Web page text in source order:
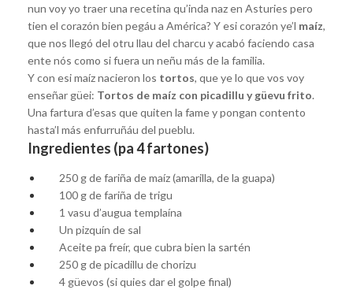
nun voy yo traer una recetina qu’inda naz en Asturies pero
tien el corazón bien pegáu a América? Y esi corazón ye’l maíz,
que nos llegó del otru llau del charcu y acabó faciendo casa
ente nós como si fuera un neñu más de la familia.
Y con esi maíz nacieron los tortos, que ye lo que vos voy
enseñar güei: Tortos de maíz con picadillu y güevu frito.
Una fartura d’esas que quiten la fame y pongan contento
hasta’l más enfurruñáu del pueblu.
Ingredientes (pa 4 fartones)
250 g de fariña de maíz (amarilla, de la guapa)
100 g de fariña de trigu
1 vasu d’augua templaína
Un pizquín de sal
Aceite pa freír, que cubra bien la sartén
250 g de picadillu de chorizu
4 güevos (si quies dar el golpe final)